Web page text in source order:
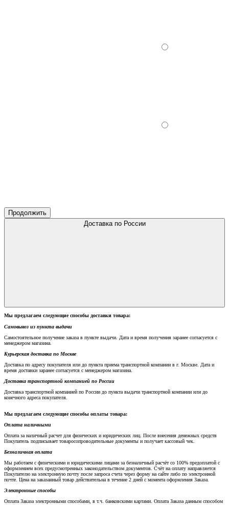
Продолжить
Доставка по России
Мы предлагаем следующие способы доставки товара:
Самовывоз из пункта выдачи
Самостоятельное получение заказа в пункте выдачи. Дата и время получения заранее согласуется с
менеджером магазина.
Курьерская доставка по Москве
Доставка по адресу покупателя или до пункта приема транспортной компании в г. Москве. Дата и
время доставки заранее согласуется с менеджером магазина.
Доставка транспортной компанией по России
Доставка транспортной компанией по России до пункта выдачи транспортной компании или до
конечного адреса покупателя.
Мы предлагаем следующие способы оплаты товара:
Оплата наличными
Оплата за наличный расчет для физических и юридических лиц. После внесения денежных средств
Покупатель подписывает товаросопроводительные документы и получает кассовый чек.
Безналичная оплата
Мы работаем с физическими и юридическими лицами за безналичный расчёт со 100% предоплатой с
оформлением всех предусмотренных законодательством документов. Счёт на оплату направляется
Покупателю на электронную почту после запроса счета через форму на сайте либо по электронной
почте. Цена на заказанный товар действительна в течение 2 дней с момента оформления Заказа.
Электронные способы
Оплата Заказа электронными способами, в т.ч. банковскими картами. Оплата Заказа данным способом